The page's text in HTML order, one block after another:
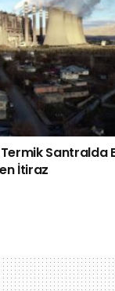
Santralda
İtiraz